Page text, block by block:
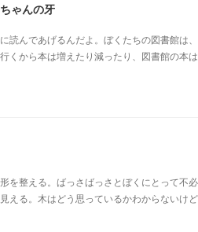
ゃんの牙
読んであげるんだよ。ぼくたちの図書館は
くから本は増えたり減ったり、図書館の本
を整える。ばっさばっさとぼくにとって不
える。木はどう思っているかわからないけ